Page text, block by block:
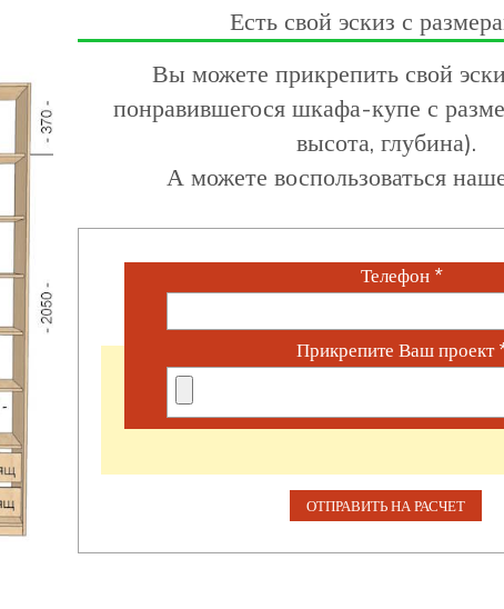
Есть свой эскиз с
Вы можете прикрепить свой
понравившегося шкафа-купе с
высота, глубина).
А можете воспользоваться
Телефон *
Прикрепите Ваш проект